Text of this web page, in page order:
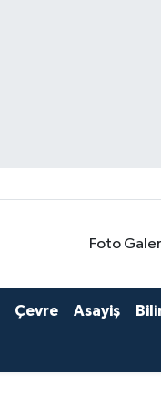
Foto
Çevre Asayiş